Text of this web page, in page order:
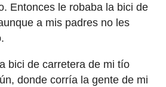
Entonces le robaba la bici de
a mis padres no les
bici de carretera de mi tío
donde corría la gente de mi